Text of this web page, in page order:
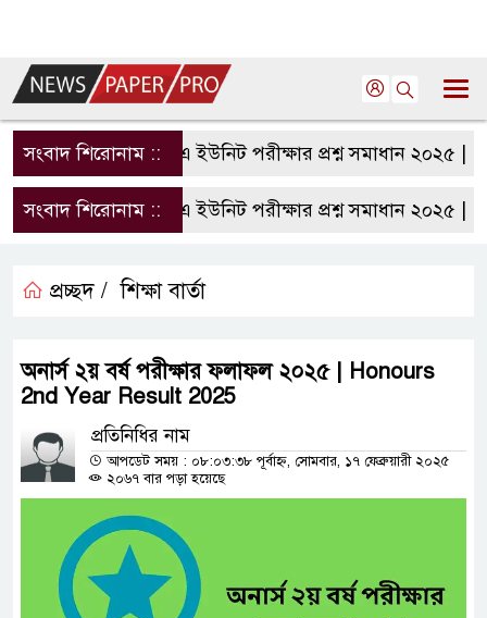
সংবাদ শিরোনাম ::রাবি এ ইউনিট পরীক্ষার প্রশ্ন সমাধান ২০২৫ |
সংবাদ শিরোনাম ::রাবি এ ইউনিট পরীক্ষার প্রশ্ন সমাধান ২০২৫ |
প্রচ্ছদ / শিক্ষা বার্তা
অনার্স ২য় বর্ষ পরীক্ষার ফলাফল ২০২৫ | Honours
2nd Year Result 2025
প্রতিনিধির নাম
আপডেট সময় : ০৮:০৩:৩৮ পূর্বাহ্ন, সোমবার, ১৭ ফেব্রুয়ারী ২০২৫
২০৬৭ বার পড়া হয়েছে